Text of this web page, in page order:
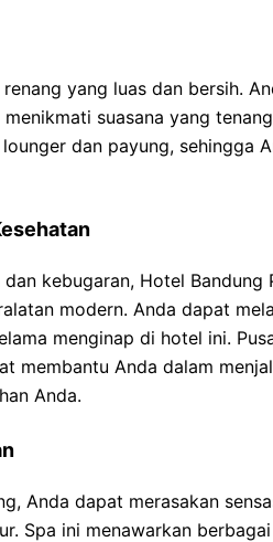
yang luas dan bersih.
suasana yang
dan payung, sehingga
kebugaran, Hotel Bandung
modern. Anda dapat
menginap di hotel ini.
membantu Anda dalam
Anda.
Anda dapat merasakan
Spa ini menawarkan